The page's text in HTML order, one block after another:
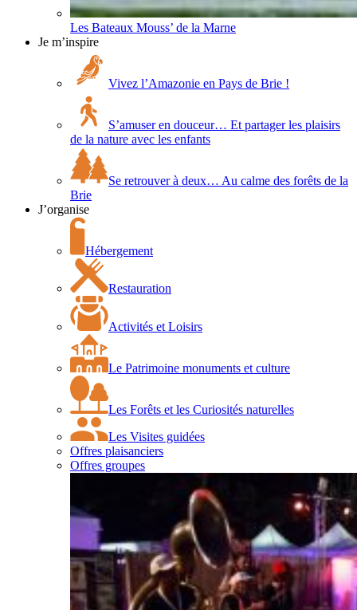
Les Bateaux Mouss’ de la Marne
Je m’inspire
Vivez l’Amazonie en Pays de Brie !
S’amuser en douceur… Et partager les plaisirs
de la nature avec les enfants
Se retrouver à deux… Au calme des forêts de la
Brie
J’organise
Hébergement
Restauration
Activités et Loisirs
Le Patrimoine monuments et culture
Les Forêts et les Curiosités naturelles
Les Visites guidées
Offres plaisanciers
Offres groupes